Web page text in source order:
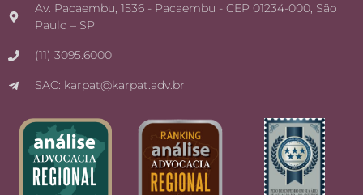
Av. Pacaembu, 1536 - Pacaembu - CEP 01234-000, São
Paulo – SP
(11) 3095.6000
SAC: karpat@karpat.adv.br